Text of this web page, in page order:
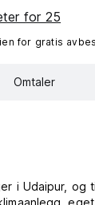
for 25
for gratis
Omtaler
i Udaipur,